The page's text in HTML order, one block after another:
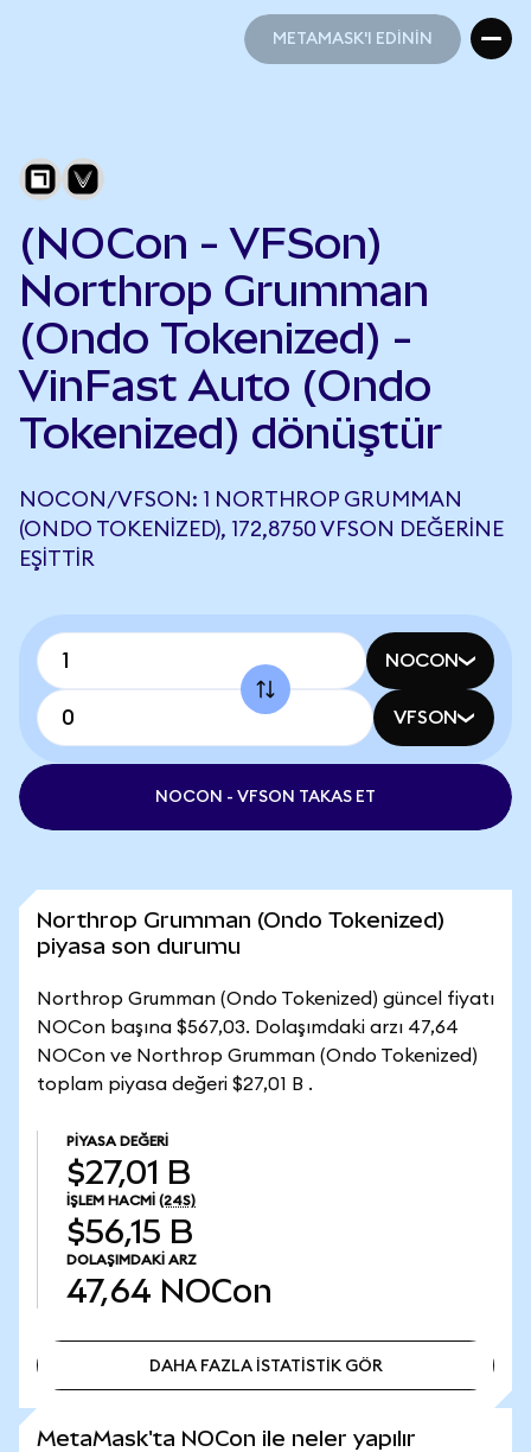
METAMASK'I EDİNİN
(NOCon - VFSon)
Northrop Grumman
(Ondo Tokenized) -
VinFast Auto (Ondo
Tokenized) dönüştür
NOCON/VFSON: 1 NORTHROP GRUMMAN
(ONDO TOKENIZED), 172,8750 VFSON DEĞERINE
EŞITTIR
NOCON
VFSON
NOCON - VFSON TAKAS ET
Northrop Grumman (Ondo Tokenized)
piyasa son durumu
Northrop Grumman (Ondo Tokenized) güncel fiyatı
NOCon başına $567,03. Dolaşımdaki arzı 47,64
NOCon ve Northrop Grumman (Ondo Tokenized)
toplam piyasa değeri $27,01 B .
PIYASA DEĞERI
$27,01 B
İŞLEM HACMI (24S)
$56,15 B
DOLAŞIMDAKI ARZ
47,64 NOCon
DAHA FAZLA İSTATİSTİK GÖR
MetaMask'ta NOCon ile neler yapılır